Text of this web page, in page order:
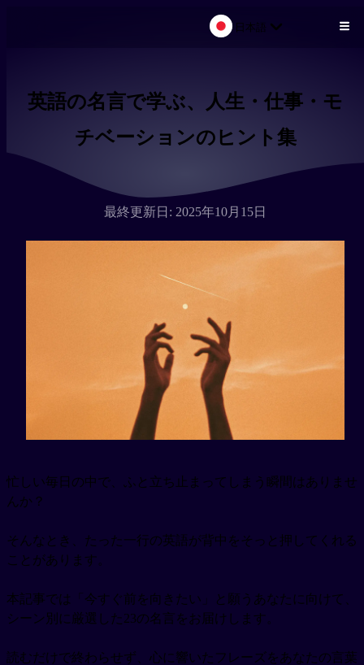
日本語
英語の名言で学ぶ、人生・仕事・モ
チベーションのヒント集
最終更新日: 2025年10月15日
忙しい毎日の中で、ふと立ち止まってしまう瞬間はありませ
んか？
そんなとき、たった一行の英語が背中をそっと押してくれる
ことがあります。
本記事では「今すぐ前を向きたい」と願うあなたに向けて、
シーン別に厳選した23の名言をお届けします。
読むだけで終わらせず、心に響いたフレーズをあなたの言葉